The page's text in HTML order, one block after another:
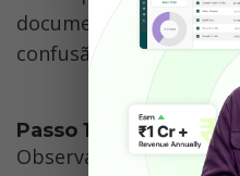
documento em ambos
confusão.
Passo 10 - Escolha
Observação: o e-mail é